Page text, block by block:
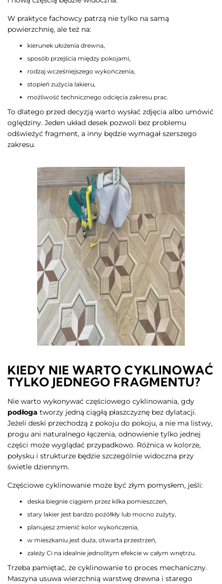
W praktyce fachowcy patrzą nie tylko na samą
powierzchnię, ale też na:
kierunek ułożenia drewna,
sposób przejścia między pokojami,
rodzaj wcześniejszego wykończenia,
stopień zużycia lakieru,
możliwość technicznego odcięcia zakresu prac.
To dlatego przed decyzją warto wysłać zdjęcia albo umówić
oględziny. Jeden układ desek pozwoli bez problemu
odświeżyć fragment, a inny będzie wymagał szerszego
zakresu.
KIEDY NIE WARTO CYKLINOWAĆ
TYLKO JEDNEGO FRAGMENTU?
Nie warto wykonywać częściowego cyklinowania, gdy
podłoga tworzy jedną ciągłą płaszczyznę bez dylatacji.
Jeżeli deski przechodzą z pokoju do pokoju, a nie ma listwy,
progu ani naturalnego łączenia, odnowienie tylko jednej
części może wyglądać przypadkowo. Różnica w kolorze,
połysku i strukturze będzie szczególnie widoczna przy
świetle dziennym.
Częściowe cyklinowanie może być złym pomysłem, jeśli:
deska biegnie ciągiem przez kilka pomieszczeń,
stary lakier jest bardzo pożółkły lub mocno zużyty,
planujesz zmienić kolor wykończenia,
w mieszkaniu jest duża, otwarta przestrzeń,
zależy Ci na idealnie jednolitym efekcie w całym wnętrzu.
Trzeba pamiętać, że cyklinowanie to proces mechaniczny.
Maszyna usuwa wierzchnią warstwę drewna i starego